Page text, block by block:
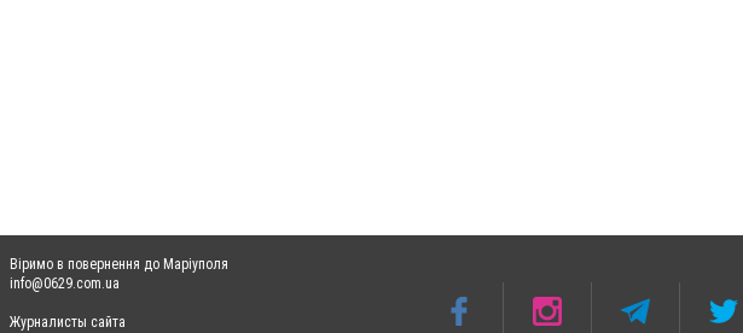
Віримо в повернення до Маріуполя
info@0629.com.ua
Журналисты сайта